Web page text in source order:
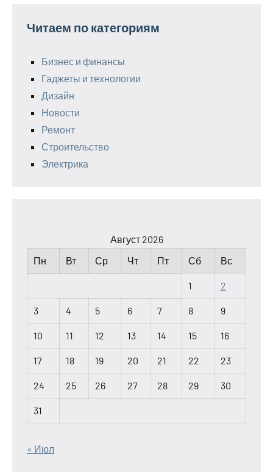
Читаем по категориям
Бизнес и финансы
Гаджеты и технологии
Дизайн
Новости
Ремонт
Строительство
Электрика
Август 2026
Пн
Вт Ср Чт Пт Сб Вс
1 2
3 4 5 6 7 8 9
10 11 12 13 14 15 16
17 18 19 20 21 22 23
24 25 26 27 28 29 30
31
« Июл